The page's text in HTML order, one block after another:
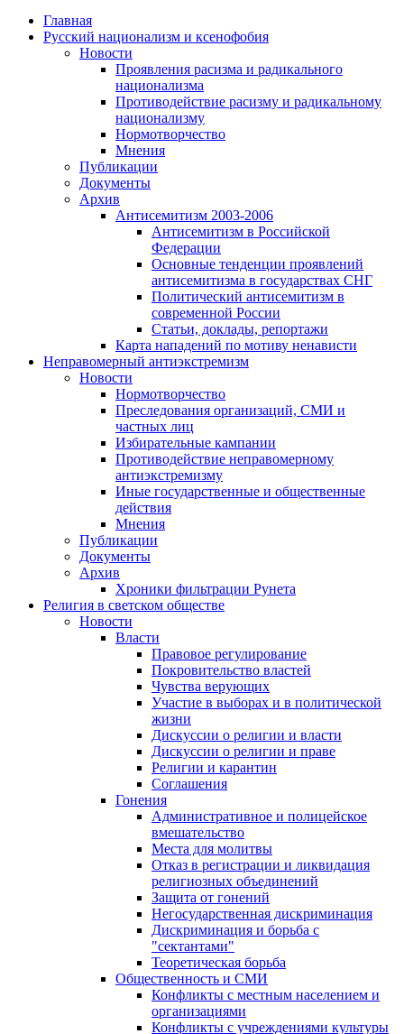
Главная
Русский национализм и ксенофобия
Новости
Проявления расизма и радикального
национализма
Противодействие расизму и радикальному
национализму
Нормотворчество
Мнения
Публикации
Документы
Архив
Антисемитизм 2003-2006
Антисемитизм в Российской
Федерации
Основные тенденции проявлений
антисемитизма в государствах СНГ
Политический антисемитизм в
современной России
Статьи, доклады, репортажи
Карта нападений по мотиву ненависти
Неправомерный антиэкстремизм
Новости
Нормотворчество
Преследования организаций, СМИ и
частных лиц
Избирательные кампании
Противодействие неправомерному
антиэкстремизму
Иные государственные и общественные
действия
Мнения
Публикации
Документы
Архив
Хроники фильтрации Рунета
Религия в светском обществе
Новости
Власти
Правовое регулирование
Покровительство властей
Чувства верующих
Участие в выборах и в политической
жизни
Дискуссии о религии и власти
Дискуссии о религии и праве
Религии и карантин
Соглашения
Гонения
Административное и полицейское
вмешательство
Места для молитвы
Отказ в регистрации и ликвидация
религиозных объединений
Защита от гонений
Негосударственная дискриминация
Дискриминация и борьба с
"сектантами"
Теоретическая борьба
Общественность и СМИ
Конфликты с местным населением и
организациями
Конфликты с учреждениями культуры